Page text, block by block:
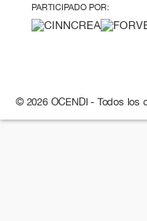
PARTICIPADO POR:
© 2026 OCENDI - Todos los